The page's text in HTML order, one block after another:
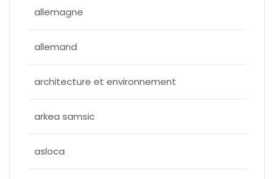
allemagne
allemand
architecture et environnement
arkea samsic
asloca